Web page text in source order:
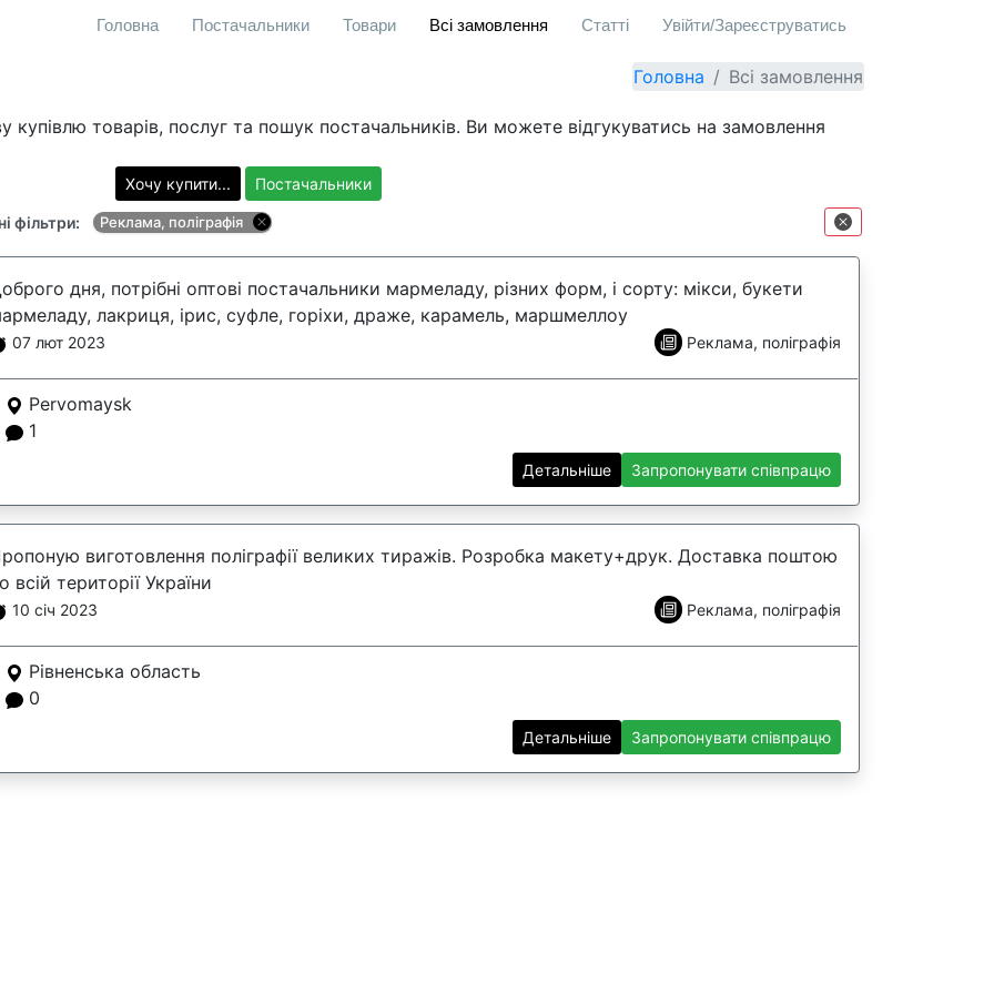
Головна Постачальники Товари Всі замовлення Статті Увійти/Зареєструватись
Головна Всі замовлення
купівлю товарів, послуг та пошук постачальників. Ви можете відгукуватись на замовлення
Хочу купити... Постачальники
фільтри: Реклама, поліграфія
дня, потрібні оптові постачальники мармеладу, різних форм, і сорту: мікси, букети
лакриця, ірис, суфле, горіхи, драже, карамель, маршмеллоу
07 лют 2023 Реклама, поліграфія
Pervomaysk
1
Детальніше Запропонувати співпрацю
виготовлення поліграфії великих тиражів. Розробка макету+друк. Доставка поштою
всій території України
10 січ 2023 Реклама, поліграфія
Рівненська область
0
Детальніше Запропонувати співпрацю